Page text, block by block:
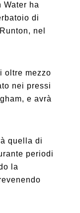
ha
di
nel
oltre mezzo
nei pressi
e avrà
quella di
periodi
la